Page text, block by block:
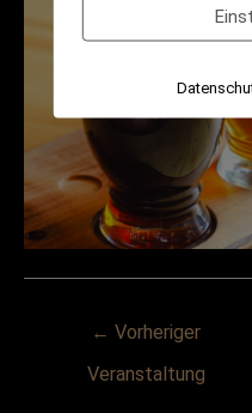
← Vorheriger
Veranstaltung